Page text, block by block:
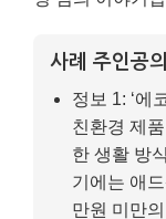
니다.
전략 적용 과
콘텐츠 다
환경 제품 사
여형 챌린지(